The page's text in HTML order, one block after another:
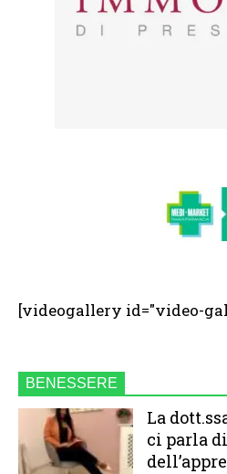
[videogallery id="video-
BENESSERE
La
ci parla